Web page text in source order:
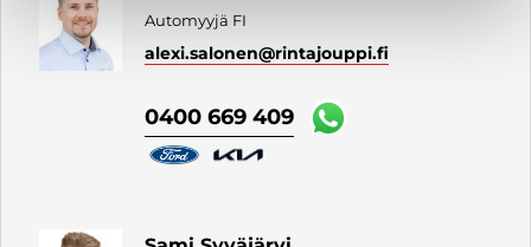
Automyyjä FI
alexi.salonen@rintajouppi.fi
0400 669 409